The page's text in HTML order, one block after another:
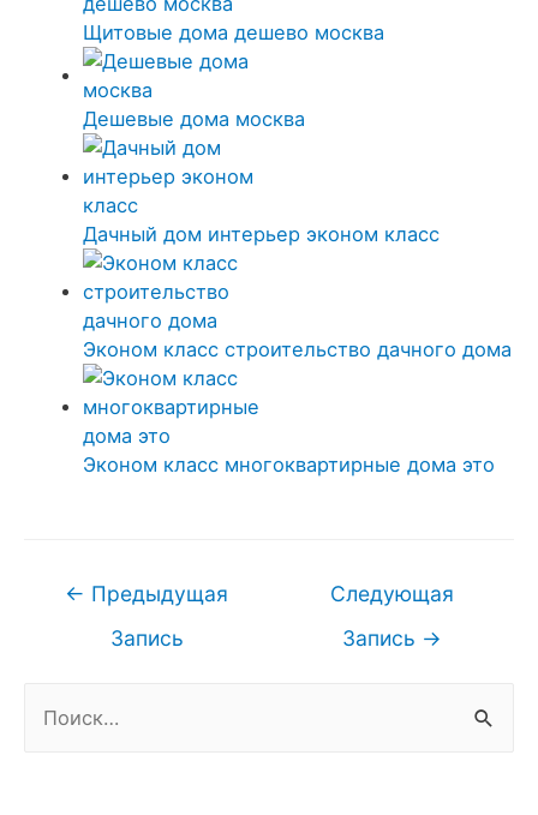
Щитовые дома дешево москва
Дешевые дома москва
Дачный дом интерьер эконом класс
Эконом класс строительство дачного дома
Эконом класс многоквартирные дома это
Навигация
← Предыдущая
Запись
Следующая
Запись →